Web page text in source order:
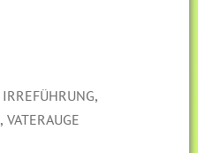
IRREFÜHRUNG,
,VATERAUGE